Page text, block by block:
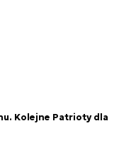
Kolejne Patrioty dla